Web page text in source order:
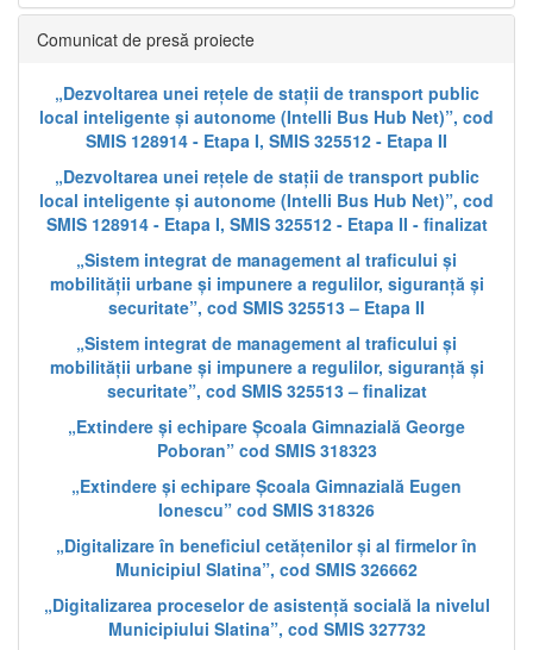
Comunicat de presă proiecte
„Dezvoltarea unei rețele de stații de transport public
local inteligente și autonome (Intelli Bus Hub Net)”, cod
SMIS 128914 - Etapa I, SMIS 325512 - Etapa II
„Dezvoltarea unei rețele de stații de transport public
local inteligente și autonome (Intelli Bus Hub Net)”, cod
SMIS 128914 - Etapa I, SMIS 325512 - Etapa II - finalizat
„Sistem integrat de management al traficului și
mobilității urbane și impunere a regulilor, siguranță și
securitate”, cod SMIS 325513 – Etapa II
„Sistem integrat de management al traficului și
mobilității urbane și impunere a regulilor, siguranță și
securitate”, cod SMIS 325513 – finalizat
„Extindere și echipare Școala Gimnazială George
Poboran” cod SMIS 318323
„Extindere și echipare Școala Gimnazială Eugen
Ionescu” cod SMIS 318326
„Digitalizare în beneficiul cetățenilor și al firmelor în
Municipiul Slatina”, cod SMIS 326662
„Digitalizarea proceselor de asistență socială la nivelul
Municipiului Slatina”, cod SMIS 327732